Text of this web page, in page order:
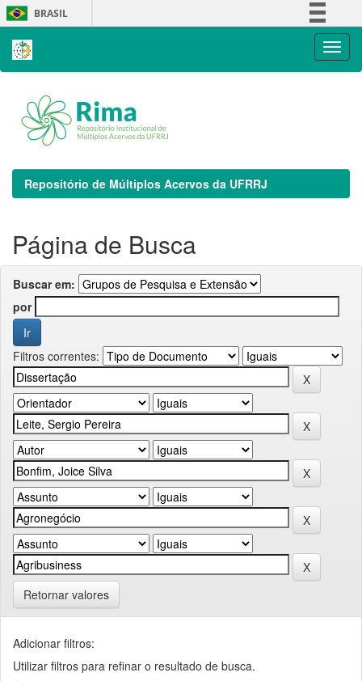
Skip
navigation
BRASIL
Repositório de Múltiplos Acervos da UFRRJ
Página de Busca
Buscar em:
por
Filtros correntes:
Retornar valores
Adicionar filtros:
Utilizar filtros para refinar o resultado de busca.